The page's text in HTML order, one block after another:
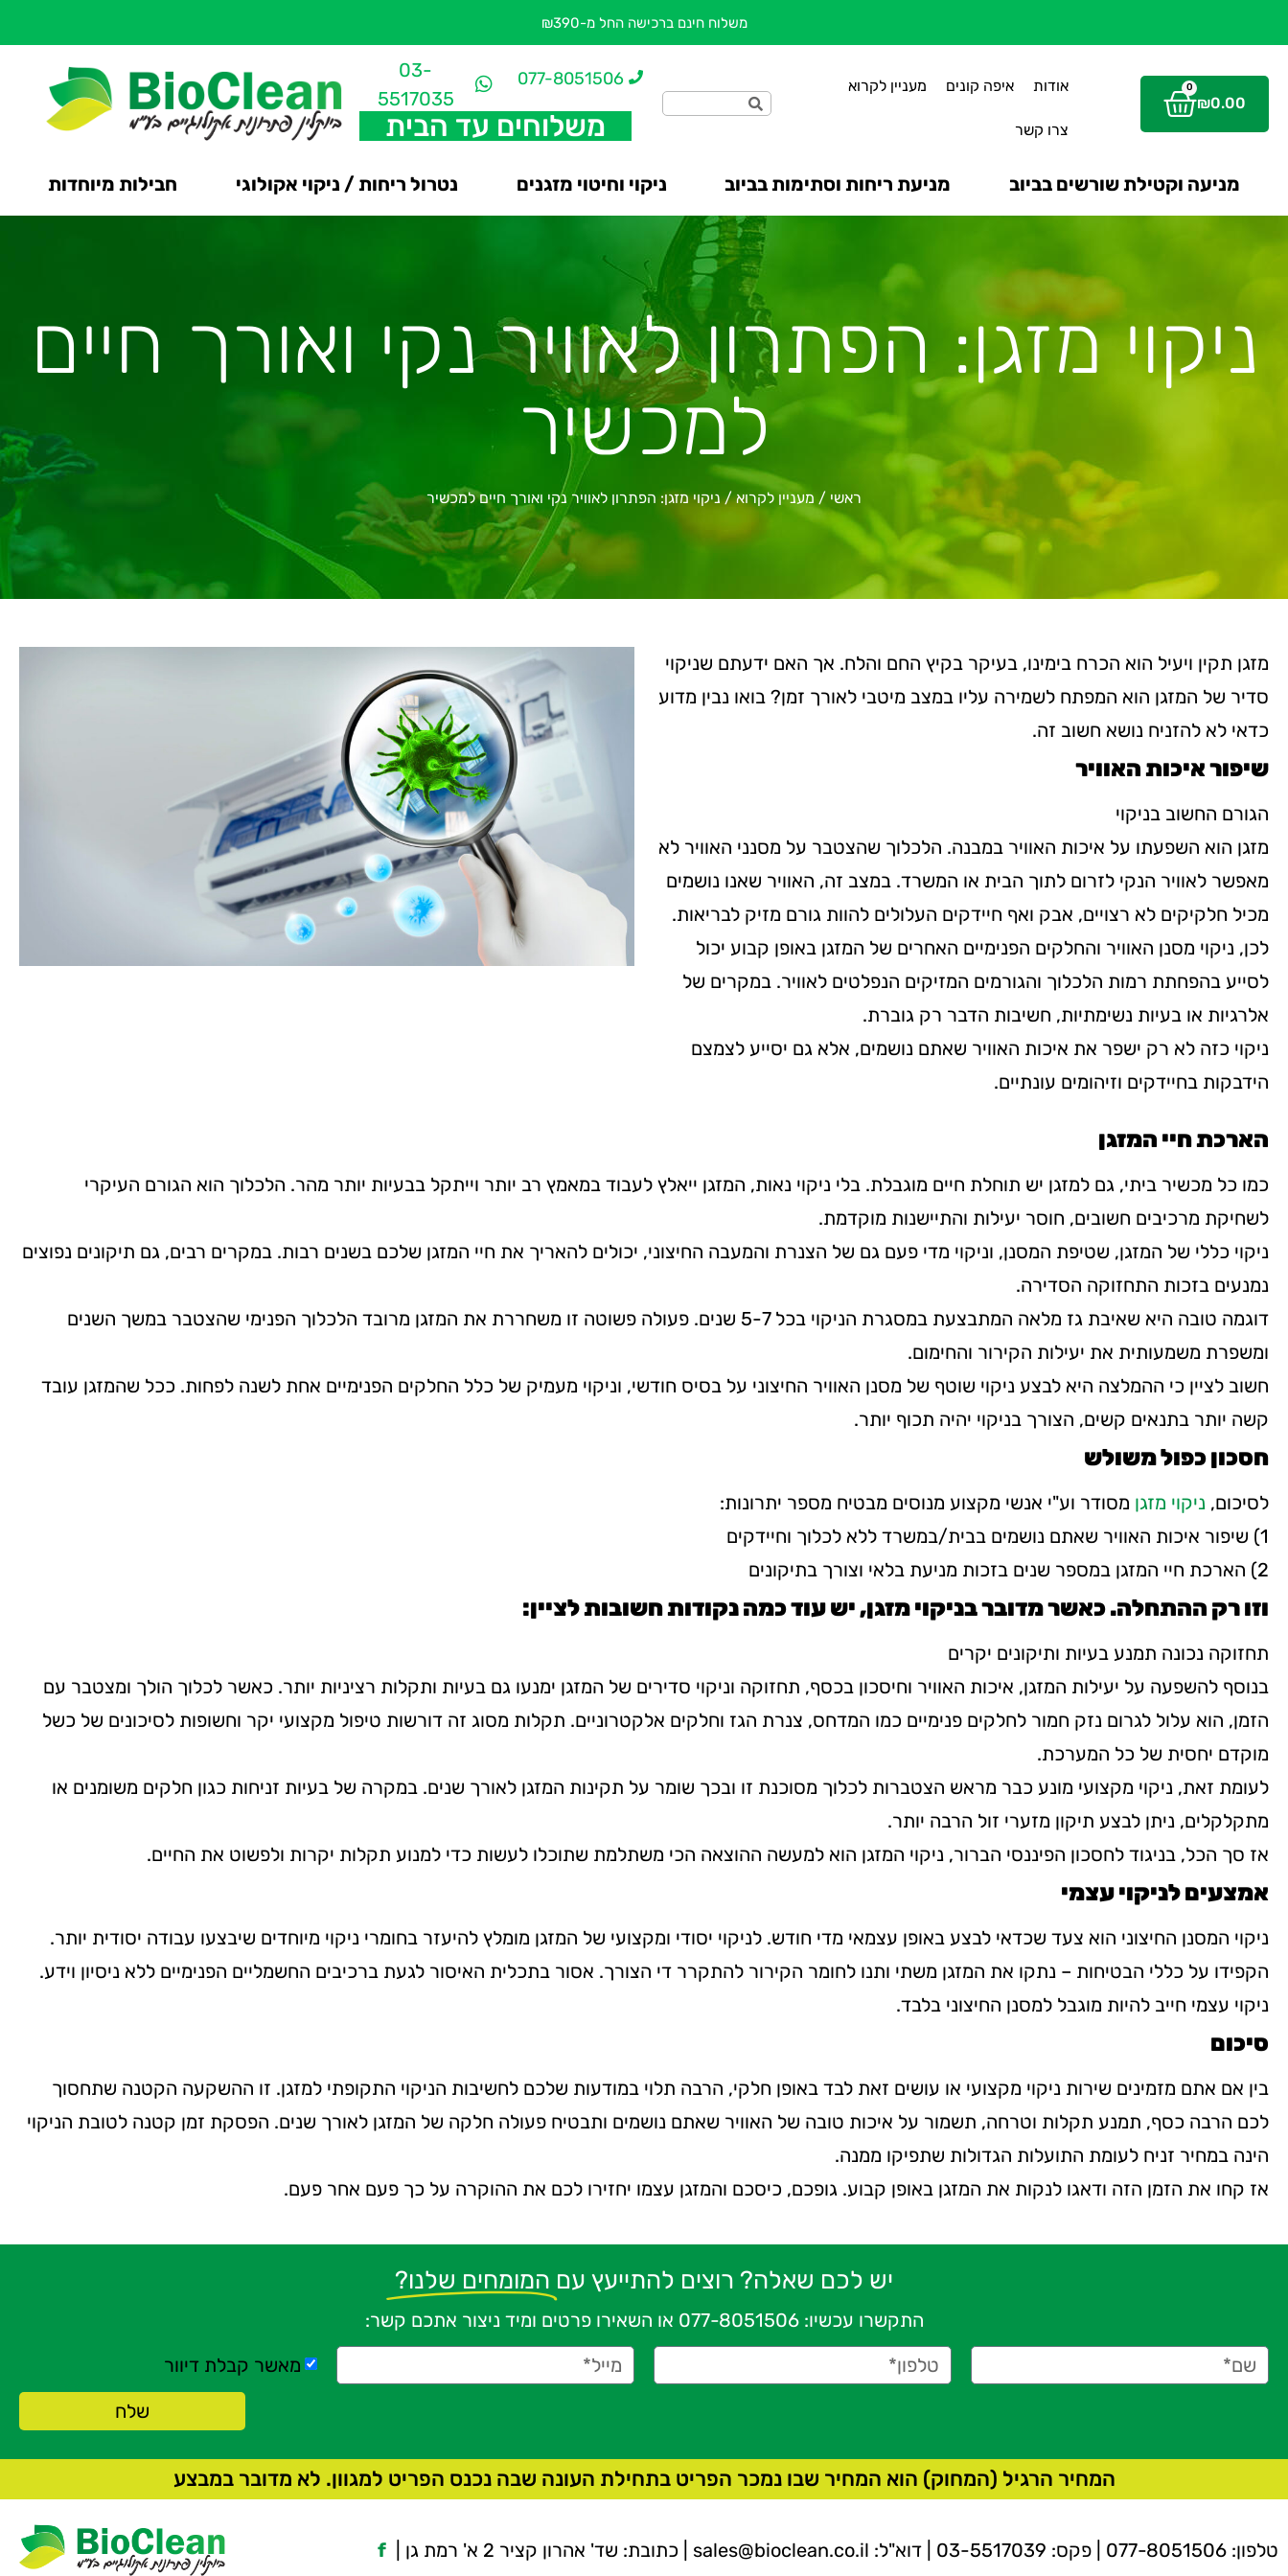
משלוח חינם ברכישה החל מ-₪390
₪0.00
0 אודות איפה קונים מעניין לקרוא
צרו קשר
077-8051506
משלוחים עד הבית
03-
5517035
מניעה וקטילת שורשים בביוב מניעת ריחות וסתימות בביוב ניקוי וחיטוי מזגנים נטרול ריחות / ניקוי אקולוגי חבילות מיוחדות
ניקוי מזגן: הפתרון לאוויר נקי ואורך חיים
למכשיר
ראשי / מעניין לקרוא/ניקוי מזגן: הפתרון לאוויר נקי ואורך חיים למכשיר
מזגן תקין ויעיל הוא הכרח בימינו, בעיקר בקיץ החם והלח. אך האם ידעתם שניקוי
סדיר של המזגן הוא המפתח לשמירה עליו במצב מיטבי לאורך זמן? בואו נבין מדוע
כדאי לא להזניח נושא חשוב זה.
שיפור איכות האוויר
הגורם החשוב בניקוי
מזגן הוא השפעתו על איכות האוויר במבנה. הלכלוך שהצטבר על מסנני האוויר לא
מאפשר לאוויר הנקי לזרום לתוך הבית או המשרד. במצב זה, האוויר שאנו נושמים
מכיל חלקיקים לא רצויים, אבק ואף חיידקים העלולים להוות גורם מזיק לבריאות.
לכן, ניקוי מסנן האוויר והחלקים הפנימיים האחרים של המזגן באופן קבוע יכול
לסייע בהפחתת רמות הלכלוך והגורמים המזיקים הנפלטים לאוויר. במקרים של
אלרגיות או בעיות נשימתיות, חשיבות הדבר רק גוברת.
ניקוי כזה לא רק ישפר את איכות האוויר שאתם נושמים, אלא גם יסייע לצמצם
הידבקות בחיידקים וזיהומים עונתיים.
הארכת חיי המזגן
כמו כל מכשיר ביתי, גם למזגן יש תוחלת חיים מוגבלת. בלי ניקוי נאות, המזגן ייאלץ לעבוד במאמץ רב יותר וייתקל בבעיות יותר מהר. הלכלוך הוא הגורם העיקרי
לשחיקת מרכיבים חשובים, חוסר יעילות והתיישנות מוקדמת.
ניקוי כללי של המזגן, שטיפת המסנן, וניקוי מדי פעם גם של הצנרת והמעבה החיצוני, יכולים להאריך את חיי המזגן שלכם בשנים רבות. במקרים רבים, גם תיקונים נפוצים
נמנעים בזכות התחזוקה הסדירה.
דוגמה טובה היא שאיבת גז מלאה המתבצעת במסגרת הניקוי בכל 5-7 שנים. פעולה פשוטה זו משחררת את המזגן מרובד הלכלוך הפנימי שהצטבר במשך השנים
ומשפרת משמעותית את יעילות הקירור והחימום.
חשוב לציין כי ההמלצה היא לבצע ניקוי שוטף של מסנן האוויר החיצוני על בסיס חודשי, וניקוי מעמיק של כלל החלקים הפנימיים אחת לשנה לפחות. ככל שהמזגן עובד
קשה יותר בתנאים קשים, הצורך בניקוי יהיה תכוף יותר.
חסכון כפול משולש
לסיכום, ניקוי מזגן מסודר וע"י אנשי מקצוע מנוסים מבטיח מספר יתרונות:
1) שיפור איכות האוויר שאתם נושמים בבית/במשרד ללא לכלוך וחיידקים
2) הארכת חיי המזגן במספר שנים בזכות מניעת בלאי וצורך בתיקונים
וזו רק ההתחלה. כאשר מדובר בניקוי מזגן, יש עוד כמה נקודות חשובות לציין:
תחזוקה נכונה תמנע בעיות ותיקונים יקרים
בנוסף להשפעה על יעילות המזגן, איכות האוויר וחיסכון בכסף, תחזוקה וניקוי סדירים של המזגן ימנעו גם בעיות ותקלות רציניות יותר. כאשר לכלוך הולך ומצטבר עם
הזמן, הוא עלול לגרום נזק חמור לחלקים פנימיים כמו המדחס, צנרת הגז וחלקים אלקטרוניים. תקלות מסוג זה דורשות טיפול מקצועי יקר וחשופות לסיכונים של כשל
מוקדם יחסית של כל המערכת.
לעומת זאת, ניקוי מקצועי מונע כבר מראש הצטברות לכלוך מסוכנת זו ובכך שומר על תקינות המזגן לאורך שנים. במקרה של בעיות זניחות כגון חלקים משומנים או
מתקלקלים, ניתן לבצע תיקון מזערי זול הרבה יותר.
אז סך הכל, בניגוד לחסכון הפיננסי הברור, ניקוי המזגן הוא למעשה ההוצאה הכי משתלמת שתוכלו לעשות כדי למנוע תקלות יקרות ולפשוט את החיים.
אמצעים לניקוי עצמי
ניקוי המסנן החיצוני הוא צעד שכדאי לבצע באופן עצמאי מדי חודש. לניקוי יסודי ומקצועי של המזגן מומלץ להיעזר בחומרי ניקוי מיוחדים שיבצעו עבודה יסודית יותר.
הקפידו על כללי הבטיחות – נתקו את המזגן משתי ותנו לחומר הקירור להתקרר די הצורך. אסור בתכלית האיסור לגעת ברכיבים החשמליים הפנימיים ללא ניסיון וידע.
ניקוי עצמי חייב להיות מוגבל למסנן החיצוני בלבד.
סיכום
בין אם אתם מזמינים שירות ניקוי מקצועי או עושים זאת לבד באופן חלקי, הרבה תלוי במודעות שלכם לחשיבות הניקוי התקופתי למזגן. זו ההשקעה הקטנה שתחסוך
לכם הרבה כסף, תמנע תקלות וטרחה, תשמור על איכות טובה של האוויר שאתם נושמים ותבטיח פעולה חלקה של המזגן לאורך שנים. הפסקת זמן קטנה לטובת הניקוי
הינה במחיר זניח לעומת התועלות הגדולות שתפיקו ממנה.
אז קחו את הזמן הזה ודאגו לנקות את המזגן באופן קבוע. גופכם, כיסכם והמזגן עצמו יחזירו לכם את ההוקרה על כך פעם אחר פעם.
יש לכם שאלה? רוצים להתייעץ עם המומחים שלנו?
התקשרו עכשיו:077-8051506 או השאירו פרטים ומיד ניצור אתכם קשר:
מאשר קבלת דיוור
שלח
המחיר הרגיל (המחוק) הוא המחיר שבו נמכר הפריט בתחילת העונה שבה נכנס הפריט למגוון. לא מדובר במבצע
טלפון: 077-8051506 | פקס: 03-5517039 | דוא"ל: sales@bioclean.co.il | כתובת: שד' אהרון קציר 2 א' רמת גן | f